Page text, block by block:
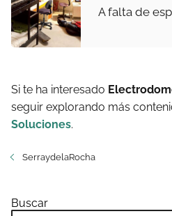
A falta de
Si te ha interesado
seguir explorando más
Soluciones.
SerraydelaRocha
Buscar